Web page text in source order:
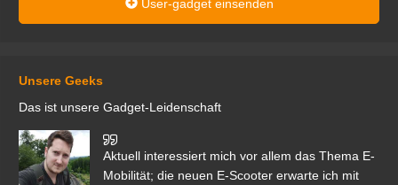
User-gadget einsenden
Unsere Geeks
Das ist unsere Gadget-Leidenschaft
Aktuell interessiert mich vor allem das Thema E-
Mobilität; die neuen E-Scooter erwarte ich mit